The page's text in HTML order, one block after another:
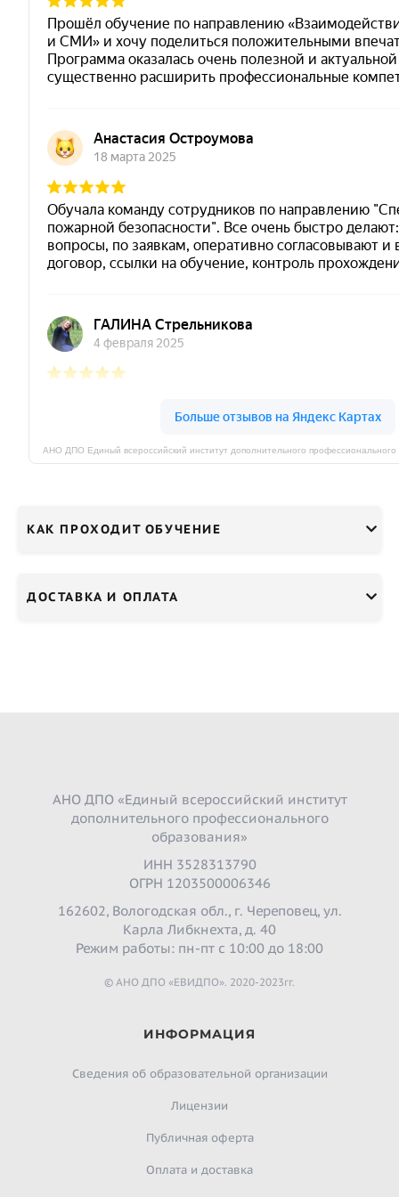
КАК ПРОХОДИТ ОБУЧЕНИЕ
ДОСТАВКА И ОПЛАТА
АНО ДПО «Единый всероссийский институт
дополнительного профессионального
образования»
ИНН 3528313790
ОГРН 1203500006346
162602, Вологодская обл., г. Череповец, ул.
Карла Либкнехта, д. 40
Режим работы: пн-пт с 10:00 до 18:00
© АНО ДПО «ЕВИДПО». 2020-2023гг.
ИНФОРМАЦИЯ
Сведения об образовательной организации
Лицензии
Публичная оферта
Оплата и доставка